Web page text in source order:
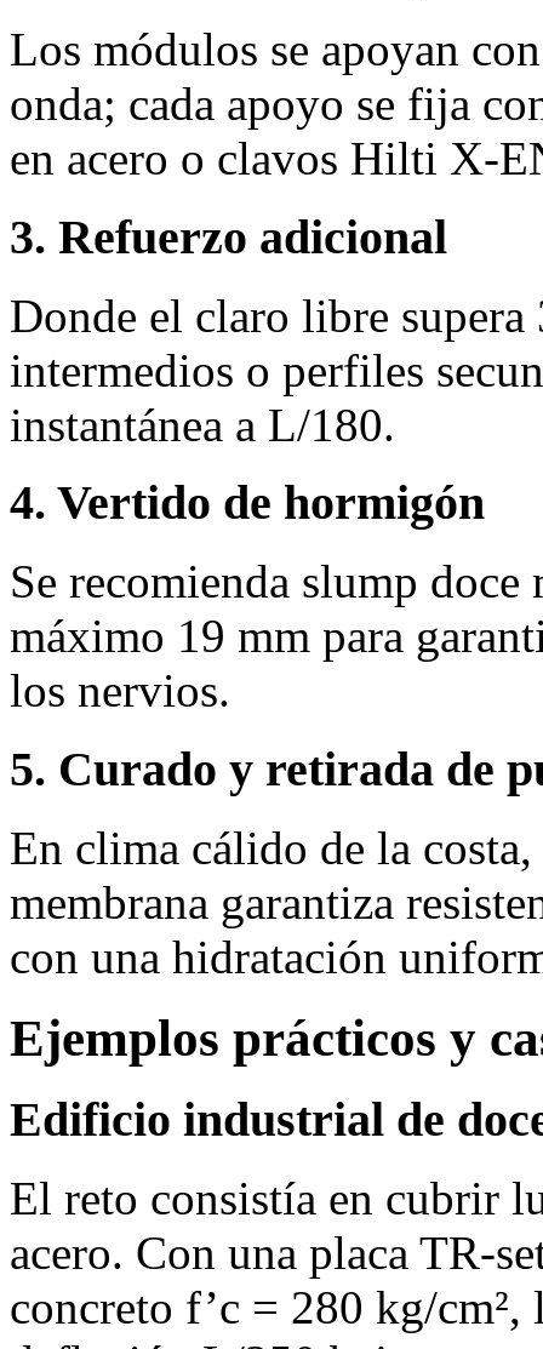
Los módulos se apoyan
onda; cada apoyo se fija
en acero o clavos Hilti
3. Refuerzo adicional
Donde el claro libre supera
intermedios o perfiles
instantánea a L/180.
4. Vertido de hormigón
Se recomienda slump
máximo 19 mm para
los nervios.
5. Curado y retirada de
En clima cálido de la
membrana garantiza
con una hidratación
Ejemplos prácticos y
Edificio industrial de
El reto consistía en cubrir
acero. Con una placa
concreto f’c = 280 kg/